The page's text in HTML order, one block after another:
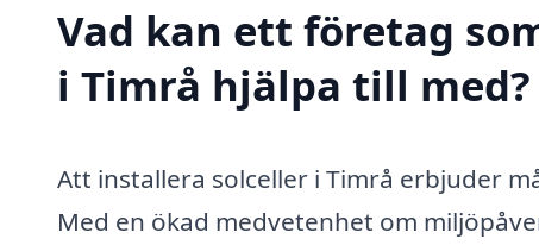
Vad kan ett företag
i Timrå hjälpa till med?
Att installera solceller i Timrå erbjuder
Med en ökad medvetenhet om